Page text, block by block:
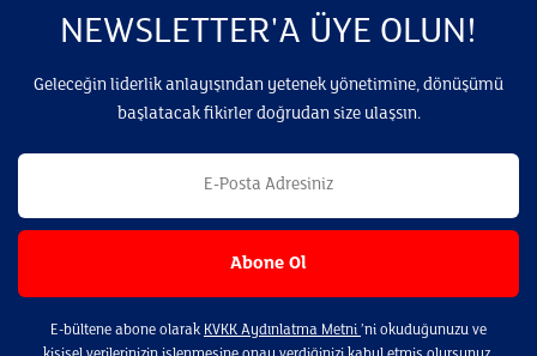
NEWSLETTER'A ÜYE OLUN!
Geleceğin liderlik anlayışından yetenek yönetimine, dönüşümü
başlatacak fikirler doğrudan size ulaşsın.
E-bültene abone olarak KVKK Aydınlatma Metni ’ni okuduğunuzu ve